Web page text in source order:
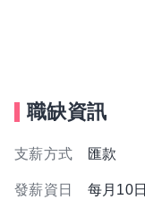
職缺資訊
支薪方式 匯款
發薪資日 每月10日